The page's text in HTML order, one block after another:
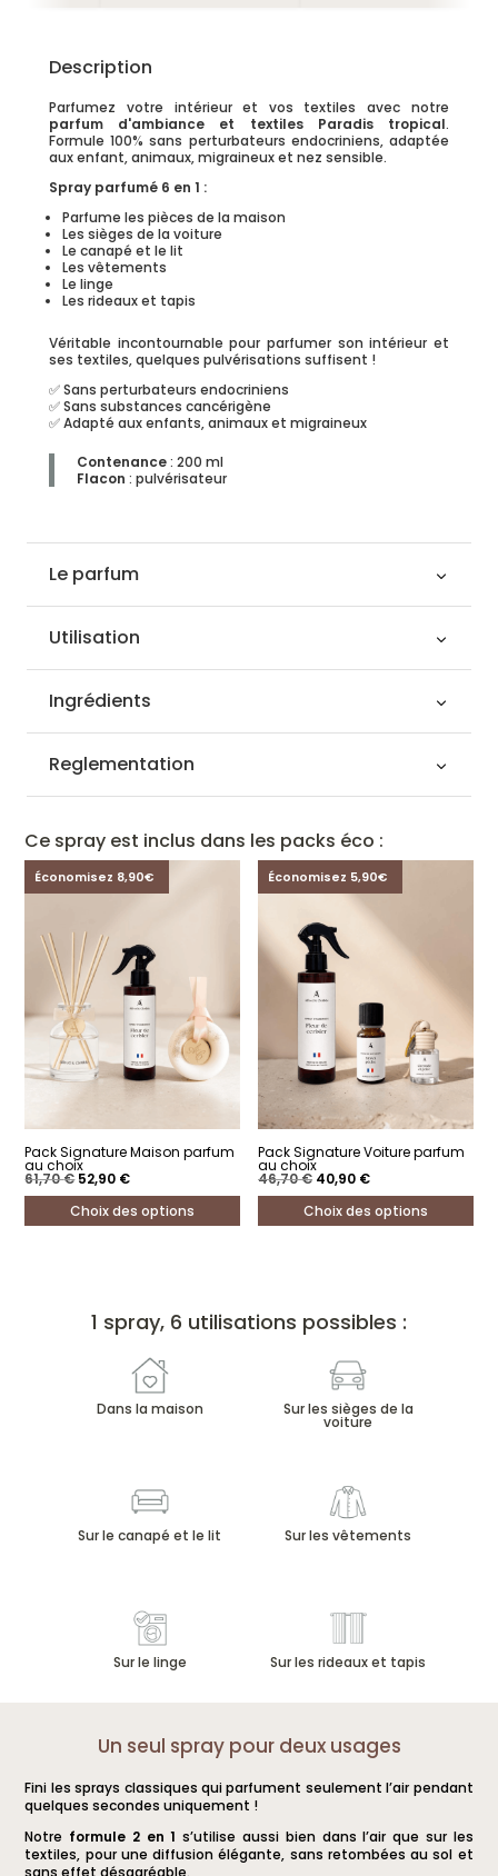
Description
Parfumez votre intérieur et vos textiles avec notre
parfum d'ambiance et textiles Paradis tropical.
Formule 100% sans perturbateurs endocriniens, adaptée
aux enfant, animaux, migraineux et nez sensible.
Spray parfumé 6 en 1 :
Parfume les pièces de la maison
Les sièges de la voiture
Le canapé et le lit
Les vêtements
Le linge
Les rideaux et tapis
Véritable incontournable pour parfumer son intérieur et
ses textiles, quelques pulvérisations suffisent !
✅ Sans perturbateurs endocriniens
✅ Sans substances cancérigène
✅ Adapté aux enfants, animaux et migraineux
Contenance: 200 ml
Flacon : pulvérisateur
Le parfum
Utilisation
Ingrédients
Reglementation
Ce spray est inclus dans les packs éco :
Économisez 8,90€
Pack Signature Maison parfum
au choix
61,70€ Le
prix
initial
était :
61,70 €.
52,90 €Le
actuel
est :
52,90 €.
Choix des options
Économisez 5,90€
Pack Signature Voiture parfum
au choix
46,70€ Le
prix
initial
était :
46,70 €.
40,90 €Le
actuel
est :
40,90 €.
Choix des options
plusieurs
options
1 spray, 6 utilisations possibles :
Dans la maison Sur les sièges de la
voiture
Sur le canapé et le lit Sur les vêtements
Sur le linge Sur les rideaux et tapis
Un seul spray pour deux usages
Fini les sprays classiques qui parfument seulement l’air pendant
quelques secondes uniquement !
Notre formule 2 en 1 s’utilise aussi bien dans l’air que sur les
textiles, pour une diffusion élégante, sans retombées au sol et
sans effet désagréable.